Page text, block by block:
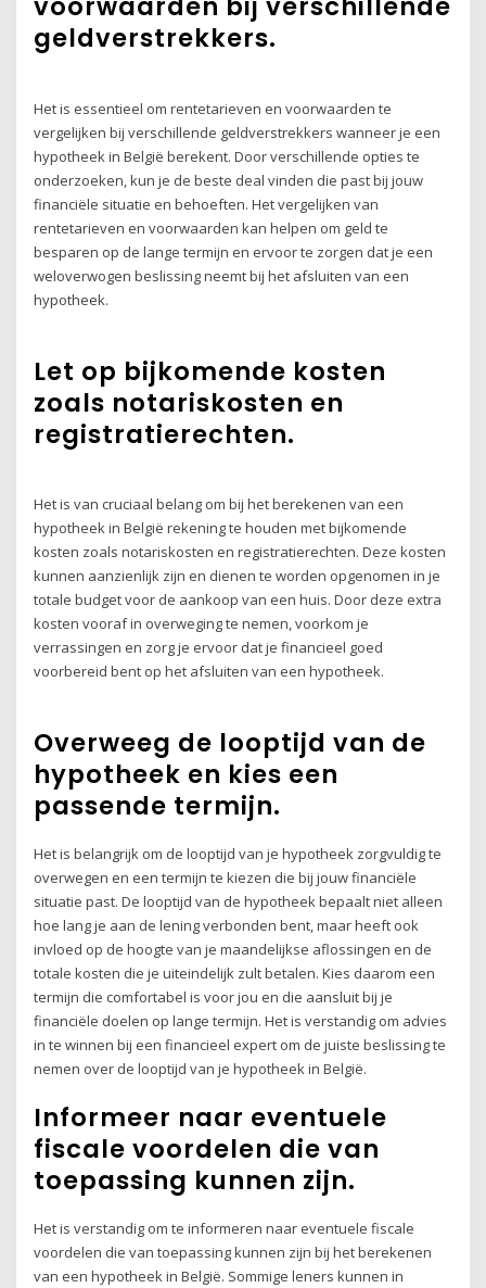
voorwaarden bij verschillende
geldverstrekkers.
Het is essentieel om rentetarieven en voorwaarden te
vergelijken bij verschillende geldverstrekkers wanneer je een
hypotheek in België berekent. Door verschillende opties te
onderzoeken, kun je de beste deal vinden die past bij jouw
financiële situatie en behoeften. Het vergelijken van
rentetarieven en voorwaarden kan helpen om geld te
besparen op de lange termijn en ervoor te zorgen dat je een
weloverwogen beslissing neemt bij het afsluiten van een
hypotheek.
Let op bijkomende kosten
zoals notariskosten en
registratierechten.
Het is van cruciaal belang om bij het berekenen van een
hypotheek in België rekening te houden met bijkomende
kosten zoals notariskosten en registratierechten. Deze kosten
kunnen aanzienlijk zijn en dienen te worden opgenomen in je
totale budget voor de aankoop van een huis. Door deze extra
kosten vooraf in overweging te nemen, voorkom je
verrassingen en zorg je ervoor dat je financieel goed
voorbereid bent op het afsluiten van een hypotheek.
Overweeg de looptijd van de
hypotheek en kies een
passende termijn.
Het is belangrijk om de looptijd van je hypotheek zorgvuldig te
overwegen en een termijn te kiezen die bij jouw financiële
situatie past. De looptijd van de hypotheek bepaalt niet alleen
hoe lang je aan de lening verbonden bent, maar heeft ook
invloed op de hoogte van je maandelijkse aflossingen en de
totale kosten die je uiteindelijk zult betalen. Kies daarom een
termijn die comfortabel is voor jou en die aansluit bij je
financiële doelen op lange termijn. Het is verstandig om advies
in te winnen bij een financieel expert om de juiste beslissing te
nemen over de looptijd van je hypotheek in België.
Informeer naar eventuele
fiscale voordelen die van
toepassing kunnen zijn.
Het is verstandig om te informeren naar eventuele fiscale
voordelen die van toepassing kunnen zijn bij het berekenen
van een hypotheek in België. Sommige leners kunnen in